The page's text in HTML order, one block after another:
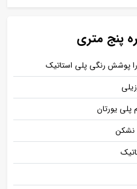
پنج متری
را پوشش رنگی پلی استاتیک
پلی یورتان
نشکن